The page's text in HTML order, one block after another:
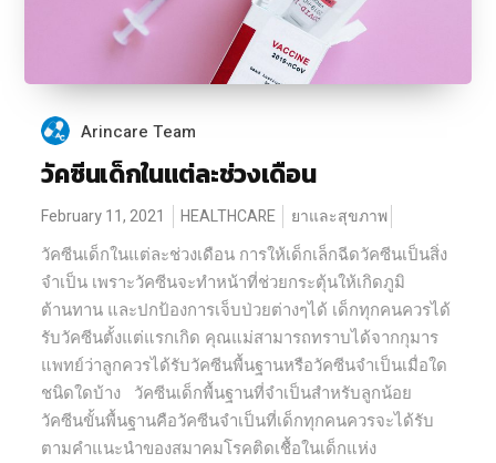
Arincare Team
วัคซีนเด็กในแต่ละช่วงเดือน
February 11, 2021 HEALTHCARE ยาและสุขภาพ
วัคซีนเด็กในแต่ละช่วงเดือน การให้เด็กเล็กฉีดวัคซีนเป็นสิ่ง
จำเป็น เพราะวัคซีนจะทำหน้าที่ช่วยกระตุ้นให้เกิดภูมิ
ต้านทาน และปกป้องการเจ็บป่วยต่างๆได้ เด็กทุกคนควรได้
รับวัคซีนตั้งแต่แรกเกิด คุณแม่สามารถทราบได้จากกุมาร
แพทย์ว่าลูกควรได้รับวัคซีนพื้นฐานหรือวัคซีนจำเป็นเมื่อใด
ชนิดใดบ้าง วัคซีนเด็กพื้นฐานที่จำเป็นสำหรับลูกน้อย
วัคซีนขั้นพื้นฐานคือวัคซีนจำเป็นที่เด็กทุกคนควรจะได้รับ
ตามคำแนะนำของสมาคมโรคติดเชื้อในเด็กแห่ง